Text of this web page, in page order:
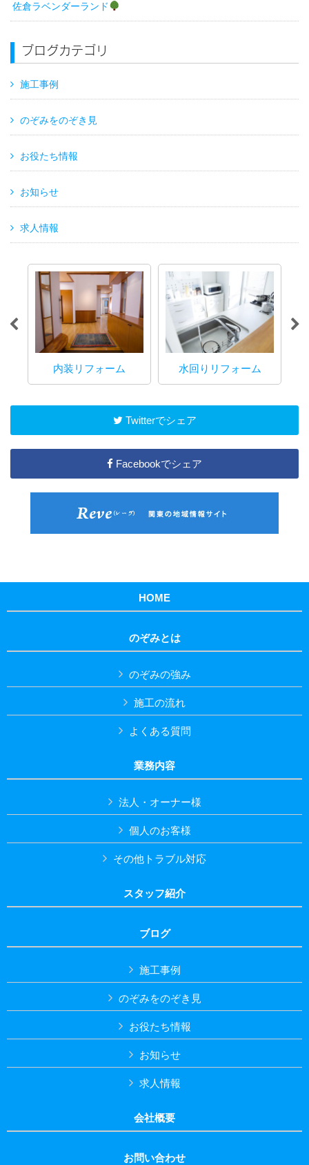
佐倉ラベンダーランド
ブログカテゴリ
施工事例
のぞみをのぞき見
お役たち情報
お知らせ
求人情報
内装リフォーム 水回りリフォーム
Twitterでシェア
Facebookでシェア
HOME
のぞみとは
のぞみの強み
施工の流れ
よくある質問
業務内容
法人・オーナー様
個人のお客様
その他トラブル対応
スタッフ紹介
ブログ
施工事例
のぞみをのぞき見
お役たち情報
お知らせ
求人情報
会社概要
お問い合わせ